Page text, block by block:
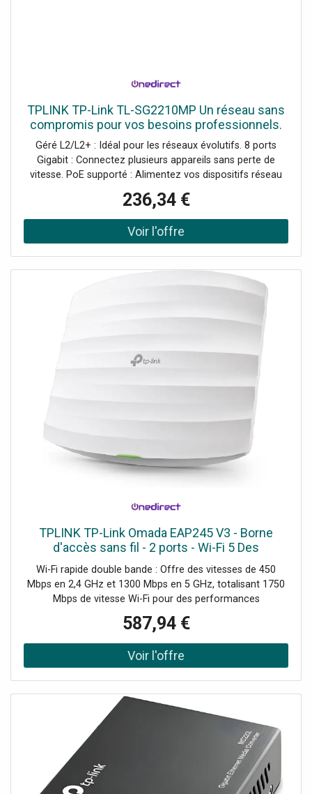
TPLINK TP-Link TL-SG2210MP Un réseau sans
compromis pour vos besoins professionnels.
Géré L2/L2+ : Idéal pour les réseaux évolutifs. 8 ports
Gigabit : Connectez plusieurs appareils sans perte de
vitesse. PoE supporté : Alimentez vos dispositifs réseau
: Performances optimales même en cas de forte
demande. Économie d'espace 1U : Parfait pour les
installations compactes en rack.
236,34 €
TPLINK TP-Link Omada EAP245 V3 - Borne
d'accès sans fil - 2 ports - Wi-Fi 5 Des
performances Wi-Fi exceptionnelles pour tous
vos besoins.
Wi-Fi rapide double bande : Offre des vitesses de 450
Mbps en 2,4 GHz et 1300 Mbps en 5 GHz, totalisant 1750
Mbps de vitesse Wi-Fi pour des performances
exceptionnelles. Intégré à Omada SDN : Provisioning sans
intervention (ZTP), gestion centralisée dans le cloud et
surveillance intelligente. Gestion centralisée : Accès au
cloud et à l'application Omada pour une gestion ultra
587,94 €